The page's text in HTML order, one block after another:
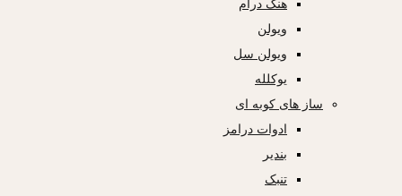
هنگ درام
ویولن
ویولن سل
یوکلله
ساز های کوبه ای
ادوات درامز
بندیر
تنبک